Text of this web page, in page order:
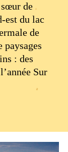
de
est du lac
de
paysages
: des
Sur